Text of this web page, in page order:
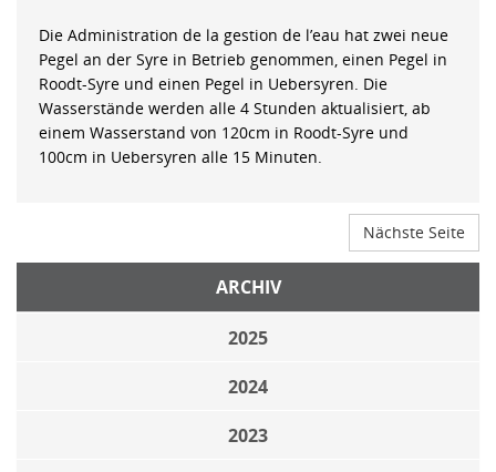
Die Administration de la gestion de l’eau hat zwei neue
Pegel an der Syre in Betrieb genommen, einen Pegel in
Roodt-Syre und einen Pegel in Uebersyren. Die
Wasserstände werden alle 4 Stunden aktualisiert, ab
einem Wasserstand von 120cm in Roodt-Syre und
100cm in Uebersyren alle 15 Minuten.
Nächste Seite
ARCHIV
2025
2024
2023